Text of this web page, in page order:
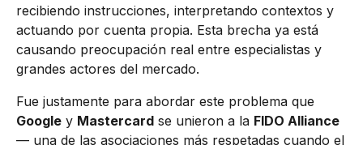
recibiendo instrucciones, interpretando contextos y
actuando por cuenta propia. Esta brecha ya está
causando preocupación real entre especialistas y
grandes actores del mercado.
Fue justamente para abordar este problema que
Google y Mastercard se unieron a la FIDO Alliance
— una de las asociaciones más respetadas cuando el